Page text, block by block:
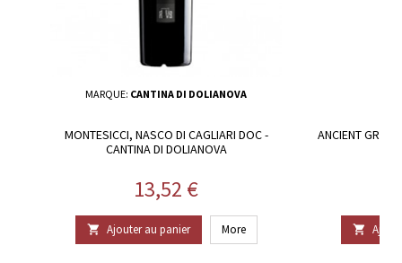
MARQUE: CANTINA DI DOLIANOVA
MONTESICCI, NASCO DI CAGLIARI DOC -
CANTINA DI DOLIANOVA
Prix
13,52 €
 Ajouter au panier More
ANCIENT
